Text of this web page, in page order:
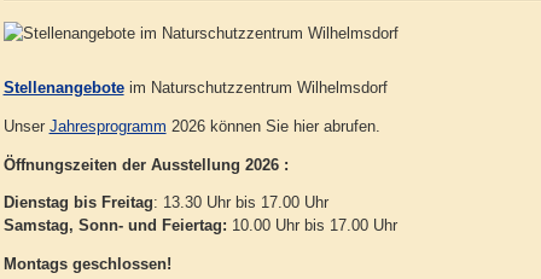
Stellenangeboteim Naturschutzzentrum Wilhelmsdorf
Unser Jahresprogramm 2026 können Sie hier abrufen.
Öffnungszeiten der Ausstellung 2026 :
Dienstag bis Freitag: 13.30 Uhr bis 17.00 Uhr
Samstag, Sonn- und Feiertag: 10.00 Uhr bis 17.00 Uhr
Montags geschlossen!